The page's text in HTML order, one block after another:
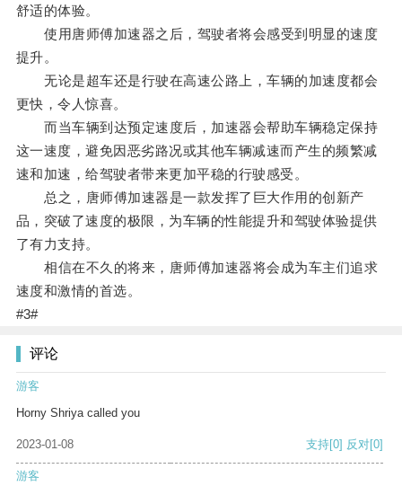
舒适的体验。
使用唐师傅加速器之后，驾驶者将会感受到明显的速度
提升。
无论是超车还是行驶在高速公路上，车辆的加速度都会
更快，令人惊喜。
而当车辆到达预定速度后，加速器会帮助车辆稳定保持
这一速度，避免因恶劣路况或其他车辆减速而产生的频繁减
速和加速，给驾驶者带来更加平稳的行驶感受。
总之，唐师傅加速器是一款发挥了巨大作用的创新产
品，突破了速度的极限，为车辆的性能提升和驾驶体验提供
了有力支持。
相信在不久的将来，唐师傅加速器将会成为车主们追求
速度和激情的首选。
#3#
评论
游客
Horny Shriya called you
2023-01-08 支持[0] 反对[0]
游客